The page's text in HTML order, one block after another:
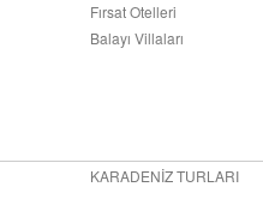
Fırsat Otelleri
Balayı Villaları
KARADENİZ TURLARI